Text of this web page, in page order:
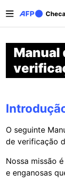
Manual
O seguinte
de verificação
Nossa missão
e enganosas